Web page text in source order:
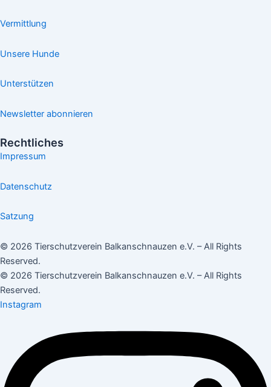
Vermittlung
Unsere Hunde
Unterstützen
Newsletter abonnieren
Rechtliches
Impressum
Datenschutz
Satzung
© 2026 Tierschutzverein Balkanschnauzen e.V. – All Rights
Reserved.
© 2026 Tierschutzverein Balkanschnauzen e.V. – All Rights
Reserved.
Instagram